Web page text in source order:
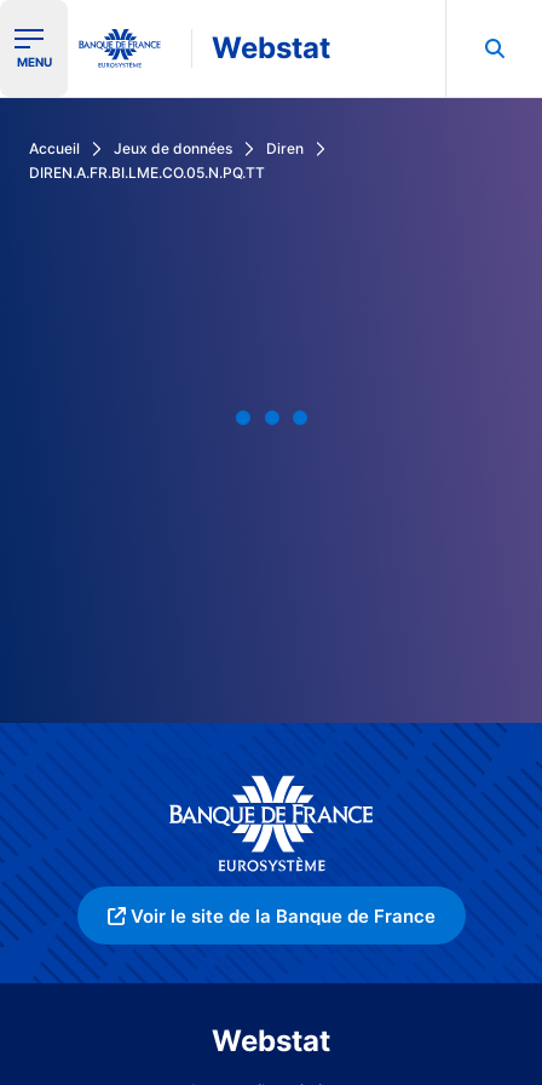
Ouvrir le menu de navigation
MENU Webstat
Accueil Jeux de données
Diren
DIREN.A.FR.BI.LME.CO.05.N.PQ.TT
Voir le site de la Banque de France
Webstat